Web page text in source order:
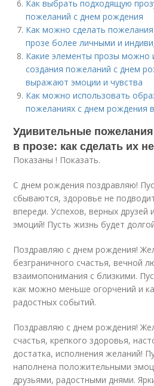
Как выбрать подходящую
пожеланий с днем рождения
Как можно сделать
прозе более личными и
Какие элементы прозы можно
создания пожеланий с днем
выражают эмоции и чувства
Как можно использовать
пожеланиях с днем рождения
Удивительные
в прозе: как сделать их
Показаны ! Показать.
С днем рождения поздравляю!
сбываются, здоровье не
впереди. Успехов, верных
эмоций! Пусть жизнь будет
Поздравляю с днем рождения!
безграничного счастья, вечной
взаимопонимания с близкими.
как можно меньше огорчений и
радостных событий.
Поздравляю с днем рождения!
счастья, крепкого здоровья,
достатка, исполнения желаний!
наполнена положительными
друзьями, радостными днями.